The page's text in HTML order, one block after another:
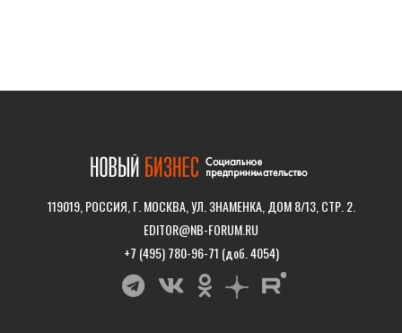
119019, РОССИЯ, Г. МОСКВА, УЛ. ЗНАМЕНКА, ДОМ 8/13, СТР. 2.
EDITOR@NB-FORUM.RU
+7 (495) 780-96-71 (доб. 4054)